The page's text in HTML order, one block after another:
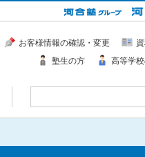
お客様情報の確認・変更
塾生の方
高等学